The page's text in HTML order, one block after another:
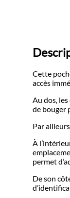
Cette
accès
Au dos,
de bouger
Par
À
permet
De son